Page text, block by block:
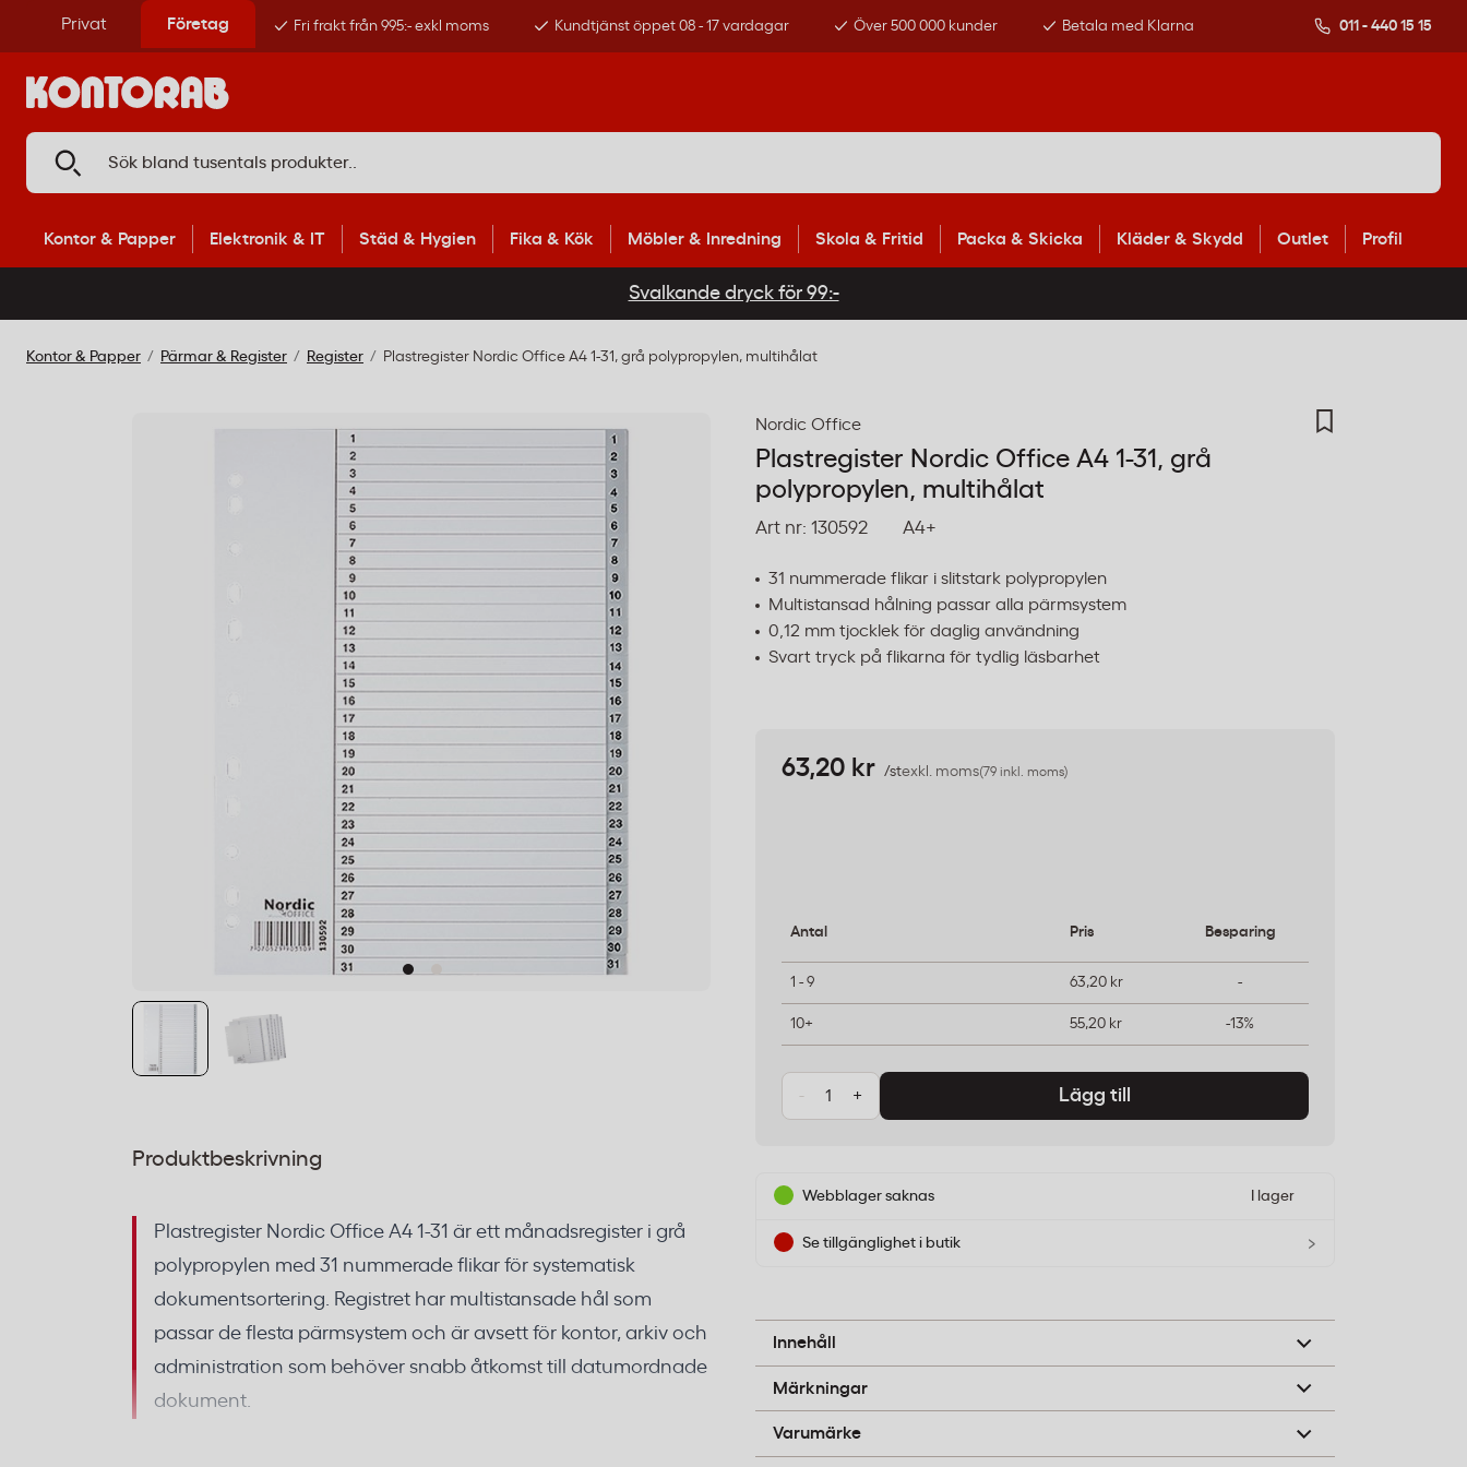
Privat Företag Fri frakt från 995:- exkl moms Kundtjänst öppet 08 - 17 vardagar Över 500 000 kunder Betala med Klarna 011 - 440 15 15
Kontor & Papper Elektronik & IT Städ & Hygien Fika & Kök Möbler & Inredning Skola & Fritid Packa & Skicka Kläder & Skydd Outlet Profil
Svalkande dryck för 99:-
Kontor & Papper Pärmar & Register Register Plastregister Nordic Office A4 1-31, grå polypropylen, multihålat
Produktbeskrivning
Plastregister Nordic Office A4 1-31 är ett månadsregister i grå
polypropylen med 31 nummerade flikar för systematisk
dokumentsortering. Registret har multistansade hål som
passar de flesta pärmsystem och är avsett för kontor, arkiv och
administration som behöver snabb åtkomst till datumordnade
dokument.
Nordic Office
Plastregister Nordic Office A4 1-31, grå
polypropylen, multihålat
Art nr: 130592 A4+
31 nummerade flikar i slitstark polypropylen
Multistansad hålning passar alla pärmsystem
0,12 mm tjocklek för daglig användning
Svart tryck på flikarna för tydlig läsbarhet
63,20 kr /stexkl. moms(79 inkl. moms)
Antal Pris Besparing
1 - 9 63,20 kr -
10+ 55,20 kr -13%
- + Lägg till
Webblager saknas I lager
Se tillgänglighet i butik ›
Innehåll
Polypropylen, 0,12 mm tjocklek
Märkningar
B-pil
Varumärke
Nordic Office